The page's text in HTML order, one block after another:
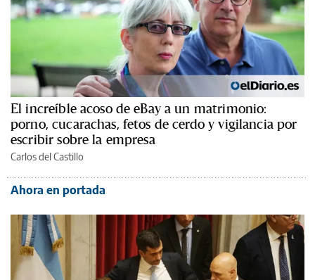
El increíble acoso de eBay a un matrimonio:
porno, cucarachas, fetos de cerdo y vigilancia por
escribir sobre la empresa
Carlos del Castillo
Ahora en portada